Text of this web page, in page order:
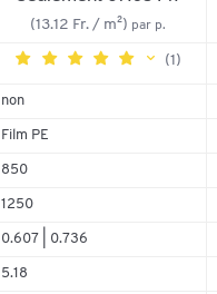
(13.12 Fr. / m²) par p.
(1)
non
Film PE
850
1250
0.607 | 0.736
5.18